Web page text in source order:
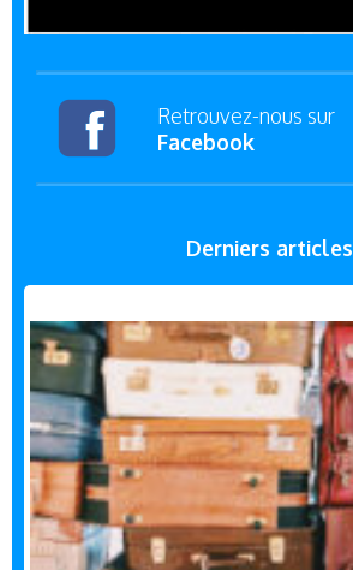
Retrouvez-nous sur
Facebook
Derniers articles